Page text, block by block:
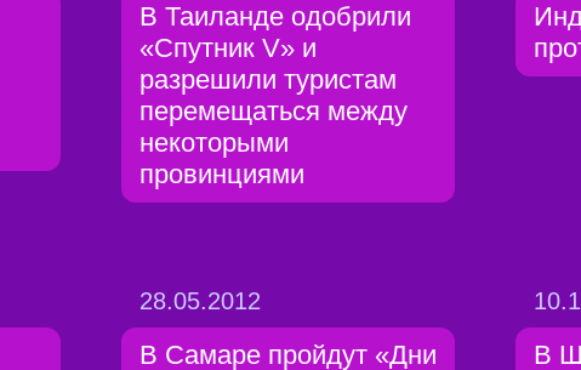
В Таиланде одобрили
«Спутник V» и
разрешили туристам
перемещаться между
некоторыми
провинциями
28.05.2012
В Самаре пройдут «Дни
В